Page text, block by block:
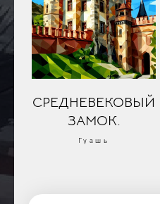
СРЕДНЕВЕКОВЫЙ
ЗАМОК.
Гуашь